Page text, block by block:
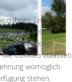
ihnen sind
uns helfen,
(Tracking
Cookies zulassen
womöglich
stehen.